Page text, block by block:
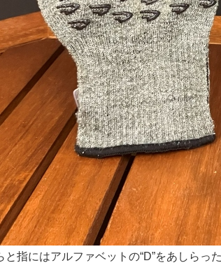
と指にはアルファベットの“D”をあしら